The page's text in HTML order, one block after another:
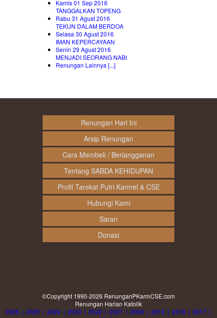
Kamis 01 Sep 2016
TANGGALKAN TOPENG
Rabu 31 Agust 2016
TEKUN DALAM BERDOA
Selasa 30 Agust 2016
IMAN KEPERCAYAAN
Senin 29 Agust 2016
MENJADI SEORANG NABI
Renungan Lainnya [...]
Renungan Hari Ini
Arsip Renungan
Cara Membeli / Berlangganan
Tentang SABDA KEHIDUPAN
Profil Tarekat Putri Karmel & CSE
Hubungi Kami
Saran
Donasi
©Copyright 1990-2026 RenunganPKarmCSE.com
Renungan Harian Katolik
2026 | 2025 | 2024 | 2023 | 2022 | 2021 | 2020 | 2019 | 2018 | 2017 |